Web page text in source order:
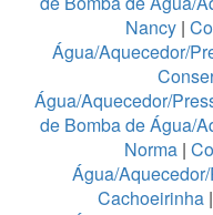
Nancy |
Água/Aquecedor/
Água/Aquecedor/
de Bomba de Água/
Norma |
Água/
Cachoeirinha |